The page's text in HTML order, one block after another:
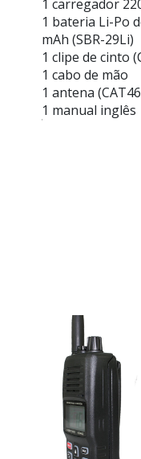
1 carregador
1 bateria Li-Po
mAh (SBR-29Li)
1 clipe de cinto
1 cabo de mão
1 antena
1 manual inglês